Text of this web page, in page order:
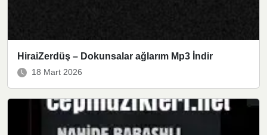
HiraiZerdüş – Dokunsalar ağlarım Mp3 İndir
18 Mart 2026